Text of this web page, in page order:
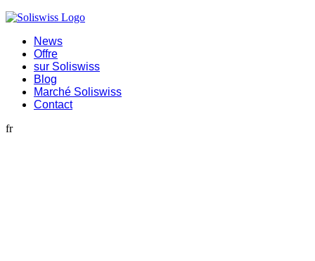
News
Offre
sur Soliswiss
Blog
Marché Soliswiss
Contact
fr